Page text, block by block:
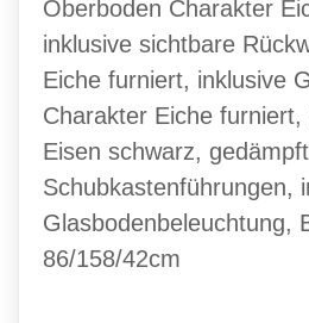
Oberboden Charakter
inklusive sichtbare
Eiche furniert, inklusive
Charakter Eiche furniert,
Eisen schwarz,
Schubkastenführungen,
Glasbodenbeleuchtung,
86/158/42cm